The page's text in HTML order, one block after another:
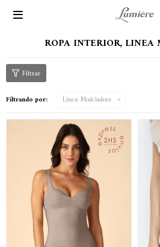

ROPA INTERIOR, LINEA
Filtrando por: Línea:Modeladora